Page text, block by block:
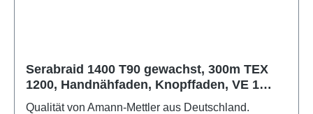
Serabraid 1400 T90 gewachst, 300m TEX
1200, Handnähfaden, Knopffaden, VE 1
Rolle, UV 6 Rollen
Qualität von Amann-Mettler aus Deutschland.